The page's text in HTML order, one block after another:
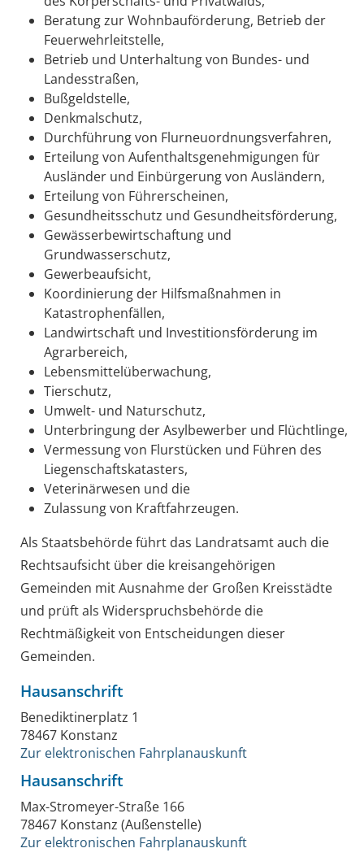
Beratung zur Wohnbauförderung, Betrieb der
Feuerwehrleitstelle,
Betrieb und Unterhaltung von Bundes- und
Landesstraßen,
Bußgeldstelle,
Denkmalschutz,
Durchführung von Flurneuordnungsverfahren,
Erteilung von Aufenthaltsgenehmigungen für
Ausländer und Einbürgerung von Ausländern,
Erteilung von Führerscheinen,
Gesundheitsschutz und Gesundheitsförderung,
Gewässerbewirtschaftung und
Grundwasserschutz,
Gewerbeaufsicht,
Koordinierung der Hilfsmaßnahmen in
Katastrophenfällen,
Landwirtschaft und Investitionsförderung im
Agrarbereich,
Lebensmittelüberwachung,
Tierschutz,
Umwelt- und Naturschutz,
Unterbringung der Asylbewerber und Flüchtlinge,
Vermessung von Flurstücken und Führen des
Liegenschaftskatasters,
Veterinärwesen und die
Zulassung von Kraftfahrzeugen.
Als Staatsbehörde führt das Landratsamt auch die
Rechtsaufsicht über die kreisangehörigen
Gemeinden mit Ausnahme der Großen Kreisstädte
und prüft als Widerspruchsbehörde die
Rechtmäßigkeit von Entscheidungen dieser
Gemeinden.
Hausanschrift
Benediktinerplatz 1
78467 Konstanz
Zur elektronischen Fahrplanauskunft
Hausanschrift
Max-Stromeyer-Straße 166
78467 Konstanz (Außenstelle)
Zur elektronischen Fahrplanauskunft